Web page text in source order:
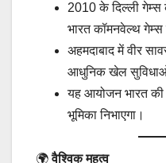
2010 के दिल्ली गेम्स
भारत कॉमनवेल्थ गेम्स
अहमदाबाद में वीर
आधुनिक खेल सुविधाओं
यह आयोजन भारत
भूमिका निभाएगा।
🌍वैश्विक महत्व